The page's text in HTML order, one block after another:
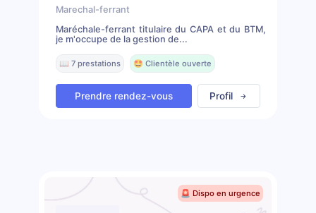
Marechal-ferrant
Maréchale-ferrant titulaire du CAPA et du BTM,
je m'occupe de la gestion de...
📖 7 prestations 🤩 Clientèle ouverte
Prendre rendez-vous Profil
🚨 Dispo en urgence